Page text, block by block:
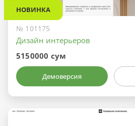
НОВИНКА
№ 101175
Дизайн интерьеров
5150000 сум
Демоверсия